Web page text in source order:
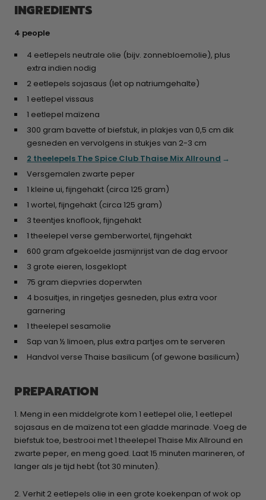
INGREDIENTS
4 people
4 eetlepels neutrale olie (bijv. zonnebloemolie), plus
extra indien nodig
2 eetlepels sojasaus (let op natriumgehalte)
1 eetlepel vissaus
1 eetlepel maïzena
300 gram bavette of biefstuk, in plakjes van 0,5 cm dik
gesneden en vervolgens in stukjes van 2-3 cm
2 theelepels The Spice Club Thaise Mix Allround
Versgemalen zwarte peper
1 kleine ui, fijngehakt (circa 125 gram)
1 wortel, fijngehakt (circa 125 gram)
3 teentjes knoflook, fijngehakt
1 theelepel verse gemberwortel, fijngehakt
600 gram afgekoelde jasmijnrijst van de dag ervoor
3 grote eieren, losgeklopt
75 gram diepvries doperwten
4 bosuitjes, in ringetjes gesneden, plus extra voor
garnering
1 theelepel sesamolie
Sap van ½ limoen, plus extra partjes om te serveren
Handvol verse Thaise basilicum (of gewone basilicum)
PREPARATION
1. Meng in een middelgrote kom 1 eetlepel olie, 1 eetlepel
sojasaus en de maïzena tot een gladde marinade. Voeg de
biefstuk toe, bestrooi met 1 theelepel Thaise Mix Allround en
zwarte peper, en meng goed. Laat 15 minuten marineren, of
langer als je tijd hebt (tot 30 minuten).
2. Verhit 2 eetlepels olie in een grote koekenpan of wok op